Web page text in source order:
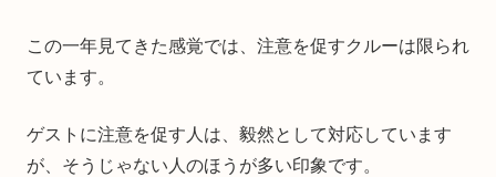
この一年見てきた感覚では、注意を促すクルーは限られ
ています。
ゲストに注意を促す人は、毅然として対応しています
が、そうじゃない人のほうが多い印象です。